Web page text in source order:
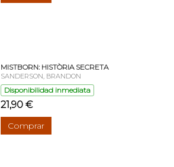
MISTBORN: HISTÒRIA SECRETA
SANDERSON, BRANDON
Disponibilidad inmediata
21,90 €
Comprar